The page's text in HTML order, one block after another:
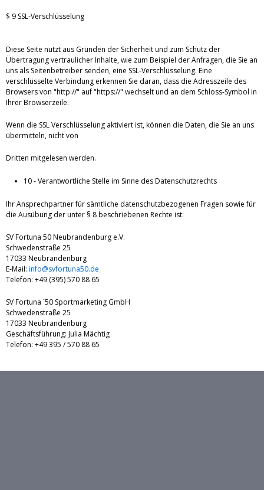
$ 9 SSL-Verschlüsselung
Diese Seite nutzt aus Gründen der Sicherheit und zum Schutz der
Übertragung vertraulicher Inhalte, wie zum Beispiel der Anfragen, die Sie an
uns als Seitenbetreiber senden, eine SSL-Verschlüsselung. Eine
verschlüsselte Verbindung erkennen Sie daran, dass die Adresszeile des
Browsers von "http://" auf "https://" wechselt und an dem Schloss-Symbol in
Ihrer Browserzeile.
Wenn die SSL Verschlüsselung aktiviert ist, können die Daten, die Sie an uns
übermitteln, nicht von
Dritten mitgelesen werden.
10 - Verantwortliche Stelle im Sinne des Datenschutzrechts
Ihr Ansprechpartner für sämtliche datenschutzbezogenen Fragen sowie für
die Ausübung der unter § 8 beschriebenen Rechte ist:
SV Fortuna 50 Neubrandenburg e.V.
Schwedenstraße 25
17033 Neubrandenburg
E-Mail: info@svfortuna50.de
Telefon: +49 (395) 570 88 65
SV Fortuna ´50 Sportmarketing GmbH
Schwedenstraße 25
17033 Neubrandenburg
Geschäftsführung: Julia Mächtig
Telefon: +49 395 / 570 88 65